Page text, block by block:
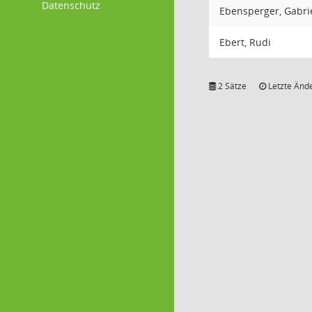
Datenschutz
Ebensperger,
Ebert, Rudi
2 Sätze Letzte